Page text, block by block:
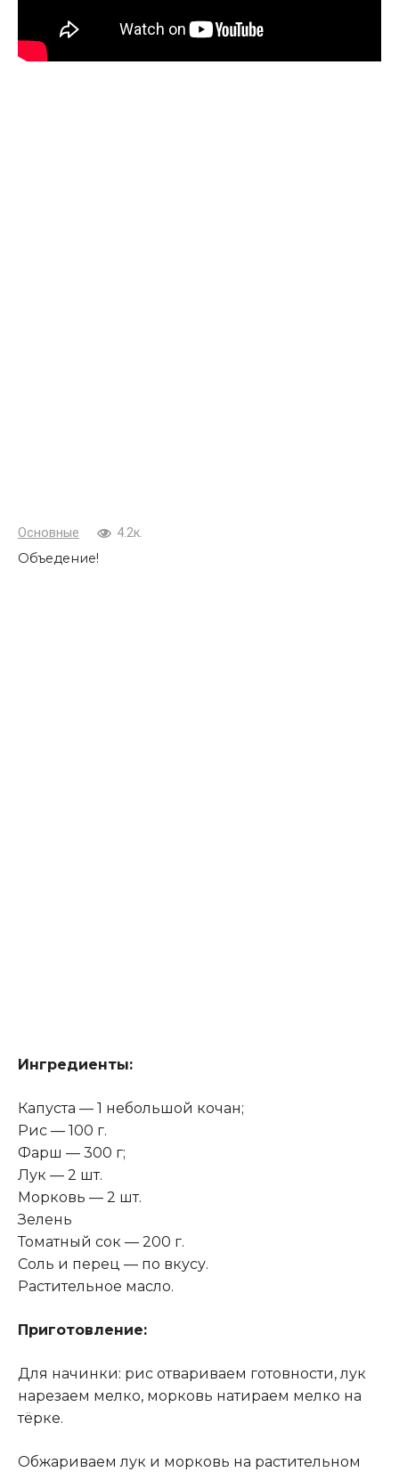
Основные 4.2к.
Объедение!
Ингредиенты:
Капуста — 1 небольшой кочан;
Рис — 100 г.
Фарш — 300 г;
Лук — 2 шт.
Морковь — 2 шт.
Зелень
Томатный сок — 200 г.
Соль и перец — по вкусу.
Растительное масло.
Приготовление:
Для начинки: рис отвариваем готовности, лук
нарезаем мелко, морковь натираем мелко на
тёрке.
Обжариваем лук и морковь на растительном